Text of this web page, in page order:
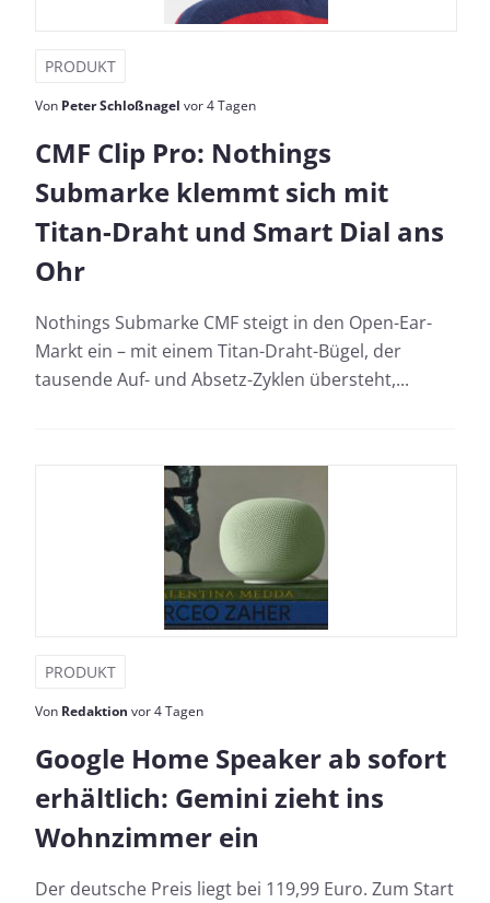
PRODUKT
Von Peter Schloßnagel vor 4 Tagen
CMF Clip Pro: Nothings
Submarke klemmt sich mit
Titan-Draht und Smart Dial ans
Ohr
Nothings Submarke CMF steigt in den Open-Ear-
Markt ein – mit einem Titan-Draht-Bügel, der
tausende Auf- und Absetz-Zyklen übersteht,...
PRODUKT
Von Redaktion vor 4 Tagen
Google Home Speaker ab sofort
erhältlich: Gemini zieht ins
Wohnzimmer ein
Der deutsche Preis liegt bei 119,99 Euro. Zum Start